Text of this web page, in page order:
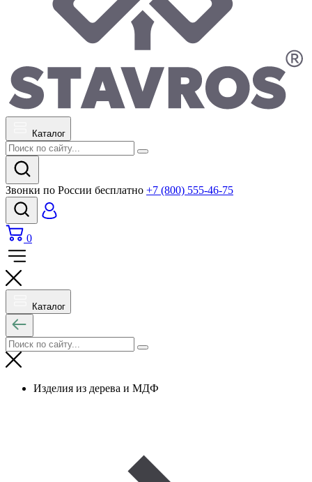
Каталог
Звонки по России бесплатно +7 (800) 555-46-75
0
Каталог
Изделия из дерева и МДФ